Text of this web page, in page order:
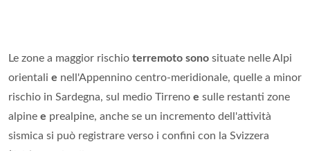
Le zone a maggior rischio terremoto sono situate nelle Alpi
orientali e nell'Appennino centro-meridionale, quelle a minor
rischio in Sardegna, sul medio Tirreno e sulle restanti zone
alpine e prealpine, anche se un incremento dell'attività
sismica si può registrare verso i confini con la Svizzera